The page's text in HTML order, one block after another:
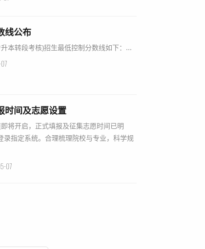
线公布
本转段考核)招生最低控制分数线如下：...
时间及志愿设置
开启，正式填报及征集志愿时间已明
指定系统。合理梳理院校与专业，科学规
07